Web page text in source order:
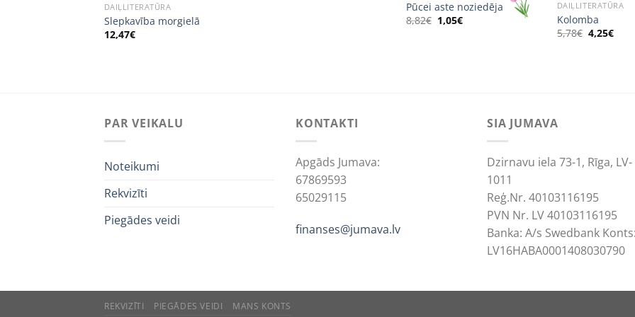
DAIĻLITERATŪRA
Slepkavība morgielā
12,47€
Pūcei aste noziedēja
8,82€ Original
price
1,05€Current
DAIĻLITERATŪRA
Kolomba
5,78€ Original
price
4,25€
PAR VEIKALU
Noteikumi
Rekvizīti
Piegādes veidi
KONTAKTI
Apgāds Jumava:
67869593
65029115
finanses@jumava.lv
SIA JUMAVA
Dzirnavu iela 73-1, Rīga, LV-
1011
Reģ.Nr. 40103116195
PVN Nr. LV 40103116195
Banka: A/s Swedbank Konts:
LV16HABA0001408030790
REKVIZĪTI PIEGĀDES VEIDI MANS KONTS